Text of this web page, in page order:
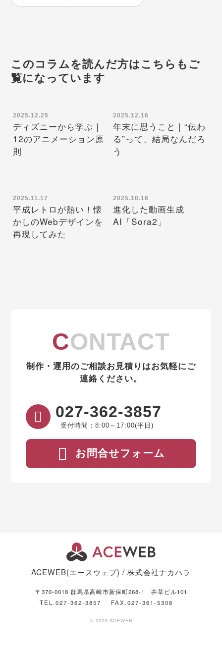
このコラムを読んだ方はこちらもご
覧になっています
2025.12.25
ディズニーから学ぶ｜
12のアニメーション原
則
2025.12.16
年末に思うこと｜“伝わ
る”って、結局なんだろ
う
2025.11.17
平成レトロが熱い！懐
かしのWebデザインを
再現してみた
2025.10.16
進化した動画生成
AI「Sora2」
CONTACT
制作・運用のご相談お見積りはお気軽にご
連絡ください。
027-362-3857
受付時間：8:00～17:00(平日)
お問合せフォーム
ACEWEB(エースウェブ) / 株式会社ナカハラ
〒370-0018 群馬県高崎市新保町268-1 井草ビル101
TEL.027-362-3857
FAX.027-361-5308
© 2023 ACEWEB